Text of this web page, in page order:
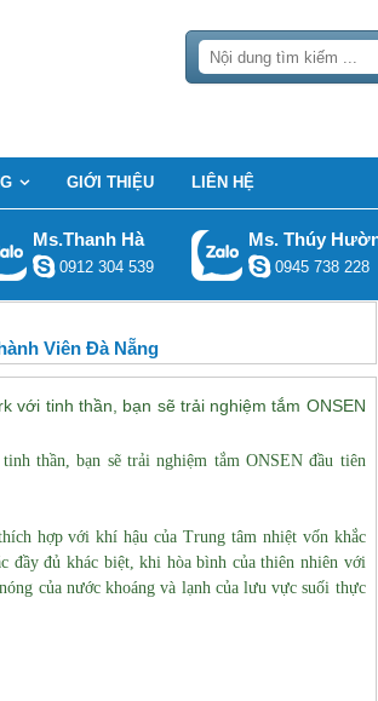
GIỚI THIỆU LIÊN HỆ
Ms.Thanh Hà
0912 304 539
Ms. Thúy
0945 738 228
Viên Đà Nẵng
với tinh thần, bạn sẽ trải nghiệm tắm ONSEN
thần, bạn sẽ trải nghiệm tắm ONSEN đầu tiên
hợp với khí hậu của Trung tâm nhiệt vốn khắc
đầy đủ khác biệt, khi hòa bình của thiên nhiên với
của nước khoáng và lạnh của lưu vực suối thực